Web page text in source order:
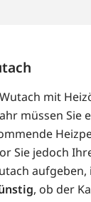
mit
müssen Sie
Sie jedoch
, ob der